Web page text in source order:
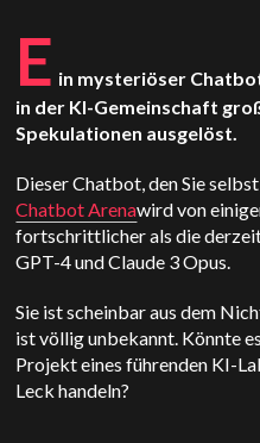
E in mysteriöser
in der KI-Gemeinschaft
Spekulationen ausgelöst.
Dieser Chatbot, den Sie
Chatbot Arenawird von
fortschrittlicher als die
GPT-4 undClaude 3 Opus.
Sie ist scheinbar aus dem
ist völlig unbekannt. Könnte
Projekt eines führenden KI-
Leck handeln?